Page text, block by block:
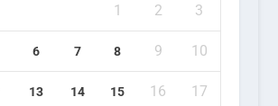
1 2 3
6 7 8 9 10
13 14 15 16 17